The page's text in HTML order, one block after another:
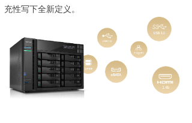
充性写下全新定义。